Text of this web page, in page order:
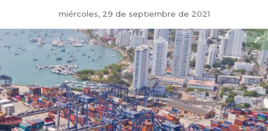
miércoles, 29 de septiembre de 2021